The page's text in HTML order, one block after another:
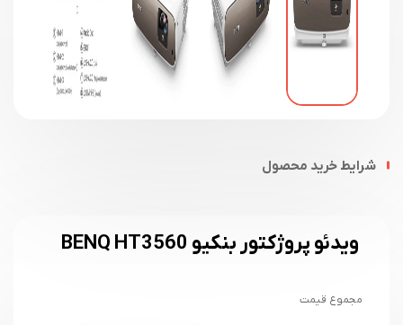
شرایط خرید محصول
ویدئو پروژکتور بنکیو BENQ HT3560
مجموع قیمت